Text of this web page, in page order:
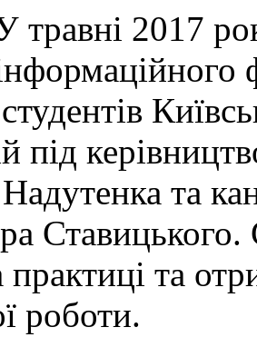
травні 2017
під
та
Ставицького.
практиці та
роботи.